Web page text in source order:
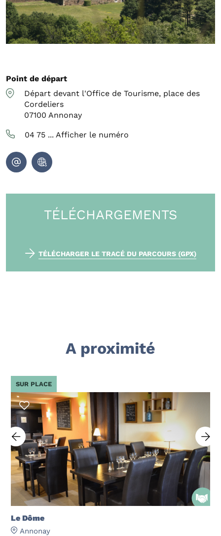
Point de départ
Départ devant l'Office de Tourisme, place des
Cordeliers
07100 Annonay
04 75 ... Afficher le numéro
TÉLÉCHARGEMENTS
TÉLÉCHARGER LE TRACÉ DU PARCOURS (GPX)
A proximité
Le Dôme
Annonay
SUR PLACE